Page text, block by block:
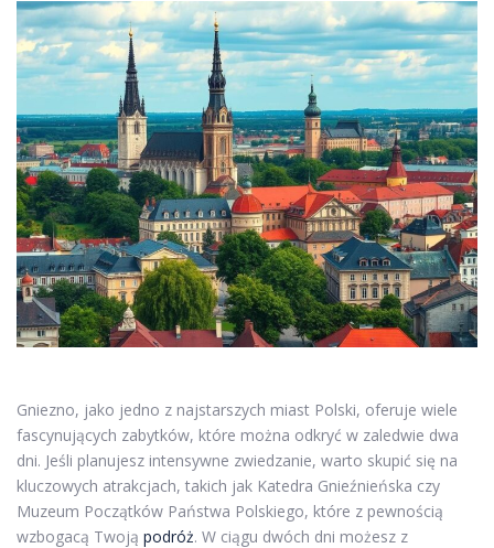
Gniezno, jako jedno z najstarszych miast Polski, oferuje wiele
fascynujących zabytków, które można odkryć w zaledwie dwa
dni. Jeśli planujesz intensywne zwiedzanie, warto skupić się na
kluczowych atrakcjach, takich jak Katedra Gnieźnieńska czy
Muzeum Początków Państwa Polskiego, które z pewnością
wzbogacą Twoją podróż. W ciągu dwóch dni możesz z